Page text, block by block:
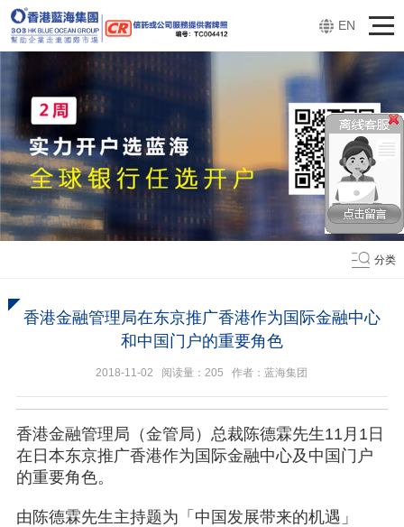
EN
分类
香港金融管理局在东京推广香港作为国际金融中心
和中国门户的重要角色
2018-11-02 阅读量：205 作者：蓝海集团
香港金融管理局（金管局）总裁陈德霖先生11月1日
在日本东京推广香港作为国际金融中心及中国门户
的重要角色。
由陈德霖先生主持题为「中国发展带来的机遇」